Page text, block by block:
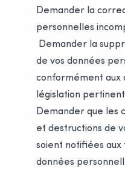
Demander la
personnelles
Demander la
de vos données
conformément aux
législation
Demander que les
et destructions de
soient notifiées aux
données